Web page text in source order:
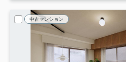
中古マンション